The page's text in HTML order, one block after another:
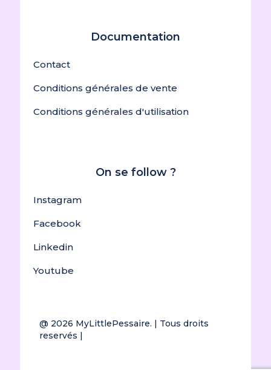
Documentation
Contact
Conditions générales de vente
Conditions générales d'utilisation
On se follow ?
Instagram
Facebook
Linkedin
Youtube
@ 2026 MyLittlePessaire. | Tous droits
reservés |